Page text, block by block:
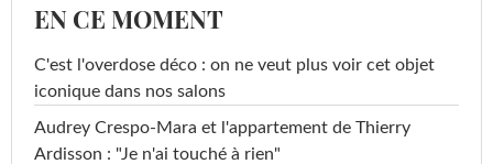
EN CE MOMENT
C'est l'overdose déco : on ne veut plus voir cet objet
iconique dans nos salons
Audrey Crespo-Mara et l'appartement de Thierry
Ardisson : "Je n'ai touché à rien"